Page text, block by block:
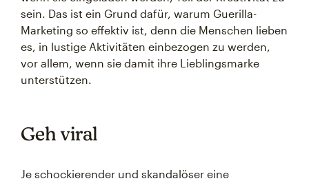
sein. Das ist ein Grund dafür, warum Guerilla-
Marketing so effektiv ist, denn die Menschen lieben
es, in lustige Aktivitäten einbezogen zu werden,
vor allem, wenn sie damit ihre Lieblingsmarke
unterstützen.
Geh viral
Je schockierender und skandalöser eine